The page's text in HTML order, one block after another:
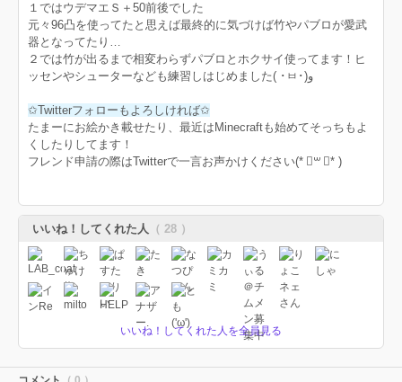
１ではウデマエＳ＋50前後でした
元々96凸を使ってたと思えば最終的に気づけば竹やパブロが愛武
器となってたり…
２では竹が出るまで相変わらずパブロとホクサイ使ってます！ヒ
ッセンやシューターなども練習しはじめました( ･ㅂ･)و
✩Twitterフォローもよろしければ✩
たまーにお絵かき載せたり、最近はMinecraftも始めてそっちもよ
くしたりしてます！
フレンド申請の際はTwitterで一言お声かけください(* ॑꒳ ॑* )
いいね！してくれた人 （ 28 ）
いいね！してくれた人を全員見る